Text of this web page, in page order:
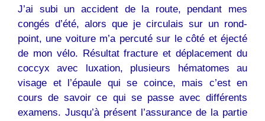
J’ai subi un accident de la route, pendant mes
congés d’été, alors que je circulais sur un rond-
point, une voiture m’a percuté sur le côté et éjecté
de mon vélo. Résultat fracture et déplacement du
coccyx avec luxation, plusieurs hématomes au
visage et l’épaule qui se coince, mais c’est en
cours de savoir ce qui se passe avec différents
examens. Jusqu’à présent l’assurance de la partie